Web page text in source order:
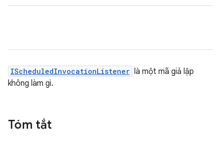
IScheduledInvocationListener là một mã giả lập
không làm gì.
Tóm tắt